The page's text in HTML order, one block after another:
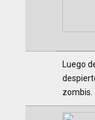
Luego
zombis.